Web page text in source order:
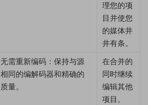
理您的项
目并使您
的媒体井
井有条。
无需重新编码：保持与源
相同的编解码器和精确的
质量。
在合并的
同时继续
编辑其他
项目。